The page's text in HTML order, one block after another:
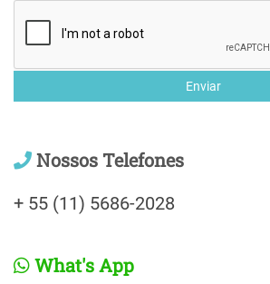
Enviar
Nossos Telefones
+ 55 (11) 5686-2028
What's App